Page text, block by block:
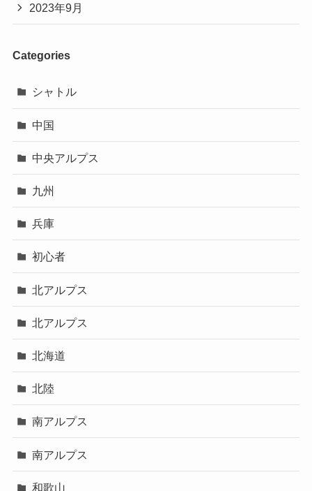
2023年9月
Categories
シャトル
中国
中央アルプス
九州
兵庫
初心者
北アルプス
北アルプス
北海道
北陸
南アルプス
南アルプス
和歌山